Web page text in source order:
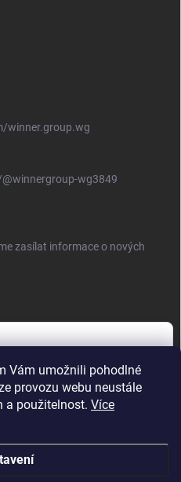
Vám umožnili pohodlné
provozu webu neustále
a použitelnost. Více
winner.group.wg
wg3849
zasílat informace o nových
se zpracováním osobních
osobních údajů.